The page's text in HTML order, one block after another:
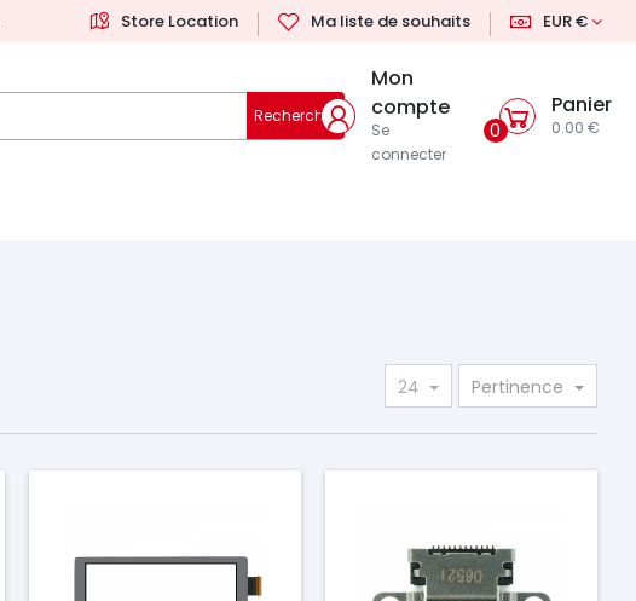
Store Location Ma liste de souhaits EUR €
Rechercher
Mon
compte
Se
connecter
0
Panier
0.00 €
24 Pertinence